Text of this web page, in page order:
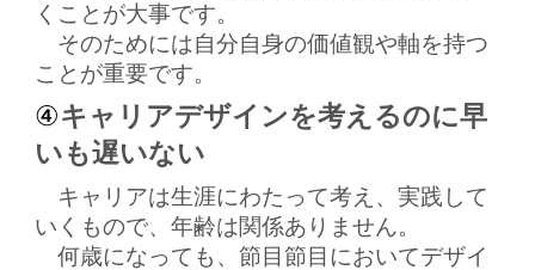
くことが大事です。
そのためには自分自身の価値観や軸を持つ
ことが重要です。
④キャリアデザインを考えるのに早
いも遅いない
キャリアは生涯にわたって考え、実践して
いくもので、年齢は関係ありません。
何歳になっても、節目節目においてデザイ